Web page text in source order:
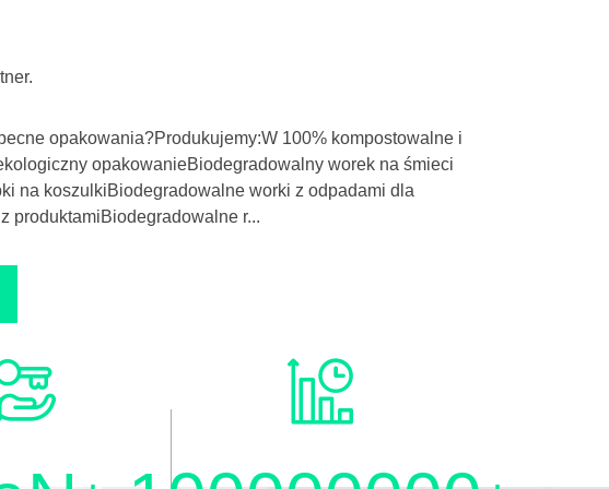
opakowania?Produkujemy:W 100% kompostowalne i
opakowanieBiodegradowalny worek na śmieci
na koszulkiBiodegradowalne worki z odpadami dla
produktamiBiodegradowalne r...